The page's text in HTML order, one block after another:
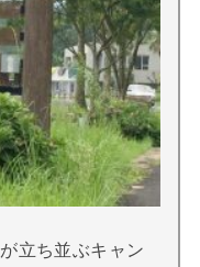
が立ち並ぶキャン